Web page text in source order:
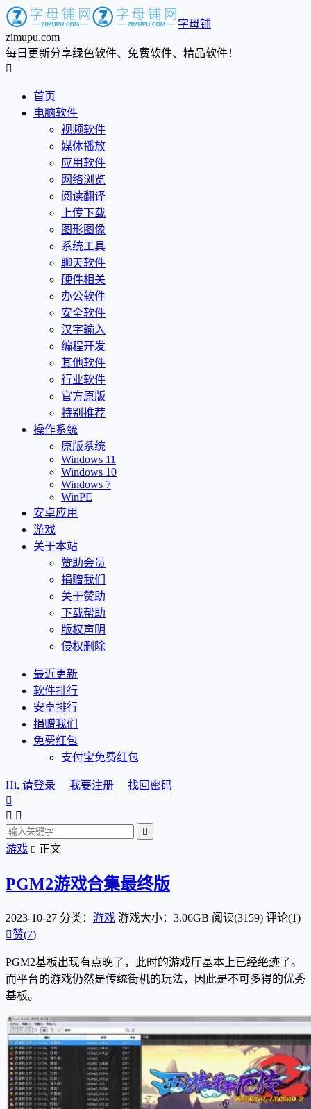
字母铺
zimupu.com
每日更新分享绿色软件、免费软件、精品软件！

首页
电脑软件
视频软件
媒体播放
应用软件
网络浏览
阅读翻译
上传下载
图形图像
系统工具
聊天软件
硬件相关
办公软件
安全软件
汉字输入
编程开发
其他软件
行业软件
官方原版
特别推荐
操作系统
原版系统
Windows 11
Windows 10
Windows 7
WinPE
安卓应用
游戏
关于本站
赞助会员
捐赠我们
关于赞助
下载帮助
版权声明
侵权删除
最近更新
软件排行
安卓排行
捐赠我们
免费红包
支付宝免费红包
Hi, 请登录 我要注册
找回密码

 

游戏  正文
PGM2游戏合集最终版
2023-10-27 分类： 游戏 游戏大小：3.06GB 阅读(3159) 评论(1)
赞(7)
PGM2基板出现有点晚了，此时的游戏厅基本上已经绝迹了。
而平台的游戏仍然是传统街机的玩法，因此是不可多得的优秀
基板。